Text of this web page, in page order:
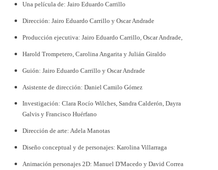
Una película de: Jairo Eduardo Carrillo
Dirección: Jairo Eduardo Carrillo y Oscar Andrade
Producción ejecutiva: Jairo Eduardo Carrillo, Oscar Andrade,
Harold Trompetero, Carolina Angarita y Julián Giraldo
Guión: Jairo Eduardo Carrillo y Oscar Andrade
Asistente de dirección: Daniel Camilo Gómez
Investigación: Clara Rocío Wilches, Sandra Calderón, Dayra
Galvis y Francisco Huérfano
Dirección de arte: Adela Manotas
Diseño conceptual y de personajes: Karolina Villarraga
Animación personajes 2D: Manuel D'Macedo y David Correa